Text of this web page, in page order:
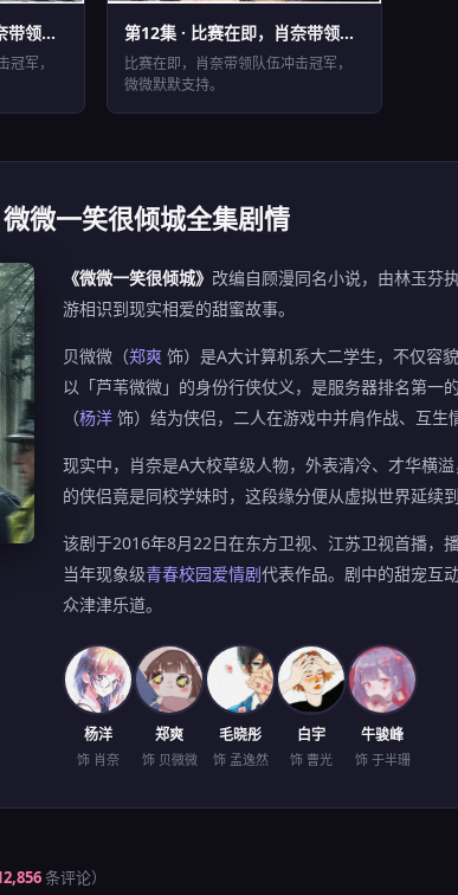
第11集 · 比赛在即，肖奈带领队...
军，
EP12 ⏱ 43分钟 第12集 · 比赛在即，肖奈带领队...
比赛在即，肖奈带领队伍冲击冠军，
微微默默支持。
微一笑很倾城全集剧情
《微微一笑很倾城》 改编自顾漫同名小说，由林玉芬
游相识到现实相爱的甜蜜故事。
贝微微（郑爽 饰）是A大计算机系大二学生，不仅容
以「芦苇微微」的身份行侠仗义，是服务器排名第一
（杨洋 饰）结为侠侣，二人在游戏中并肩作战、互生
现实中，肖奈是A大校草级人物，外表清冷、才华横
的侠侣竟是同校学妹时，这段缘分便从虚拟世界延续
该剧于2016年8月22日在东方卫视、江苏卫视首播，
当年现象级青春校园爱情剧代表作品。剧中的甜宠互
众津津乐道。
杨洋
饰 肖奈
郑爽
饰 贝微微
毛晓彤
饰 孟逸然
白宇
饰 曹光
牛骏峰
饰 于半珊
条评论）